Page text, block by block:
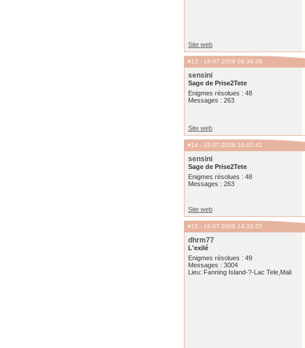
Site web
#13 - 18-07-2008 08:34:38
sensini
Sage de Prise2Tete
Enigmes résolues : 48
Messages : 263
Site web
#14 - 18-07-2008 14:02:42
sensini
Sage de Prise2Tete
Enigmes résolues : 48
Messages : 263
Site web
#15 - 18-07-2008 14:33:25
dhrm77
L'exilé
Enigmes résolues : 49
Messages : 3004
Lieu: Fanning Island-?-Lac Tele,Mali